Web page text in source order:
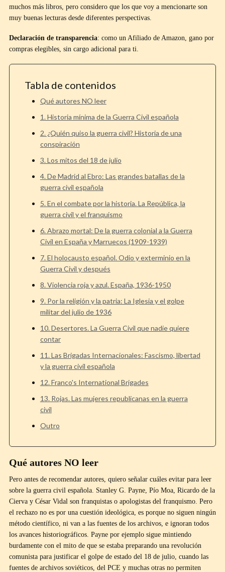
muchos más libros, pero considero que los que voy a mencionarte son
muy buenas lecturas desde diferentes perspectivas.
Declaración de transparencia: como un Afiliado de Amazon, gano por
compras elegibles, sin cargo adicional para ti.
Tabla de contenidos
Qué autores NO leer
1. Historia mínima de la Guerra Civil española
2. ¿Quién quiso la guerra civil? Historia de una
conspiración
3. Los mitos del 18 de julio
4. De Madrid al Ebro: Las grandes batallas de la
guerra civil española
5. En el combate por la historia. La República, la
guerra civil y el franquismo
6. Abrazo mortal: De la guerra colonial a la Guerra
Civil en España y Marruecos (1909-1939)
7. El holocausto español. Odio y exterminio en la
Guerra Civil y después
8. Violencia roja y azul. España, 1936-1950
9. Por la religión y la patria: La Iglesia y el golpe
militar del julio de 1936
10. Desertores. La Guerra Civil que nadie quiere
contar
11. Las Brigadas Internacionales: Fascismo, libertad
y la guerra civil española
12. Franco's International Brigades
13. Rojas. Las mujeres republicanas en la guerra
civil
Outro
Qué autores NO leer
Pero antes de recomendar autores, quiero señalar cuáles evitar para leer
sobre la guerra civil española. Stanley G. Payne, Pío Moa, Ricardo de la
Cierva y César Vidal son franquistas o apologistas del franquismo. Pero
el rechazo no es por una cuestión ideológica, es porque no siguen ningún
método científico, ni van a las fuentes de los archivos, e ignoran todos
los avances historiográficos. Payne por ejemplo sigue mintiendo
burdamente con el mito de que se estaba preparando una revolución
comunista para justificar el golpe de estado del 18 de julio, cuando las
fuentes de archivos soviéticos, del PCE y muchas otras no permiten